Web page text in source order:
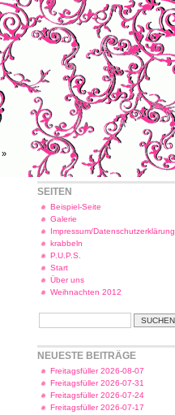
»
SEITEN
Beispiel-Seite
Galerie
Impressum/Datenschutzerklärung
krabbeln
P.U.P.S.
Start
Über uns
Weihnachten 2012
NEUESTE BEITRÄGE
Freitagsfüller 2026-08-07
Freitagsfüller 2026-07-31
Freitagsfüller 2026-07-24
Freitagsfüller 2026-07-17